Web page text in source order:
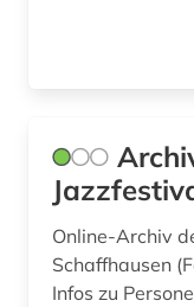
girolamo (1)
gluck (1)
Online-Archiv
Schaffhausen
Infos zu